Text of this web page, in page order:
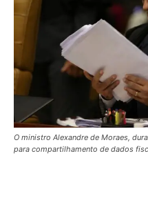
O ministro Alexandre de Moraes,
para compartilhamento de dados